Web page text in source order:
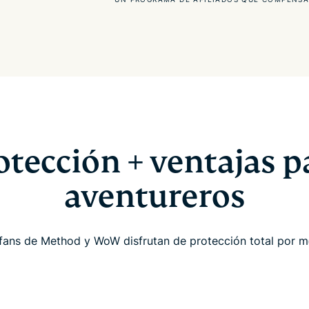
+ ventajas
aventureros
de Method y WoW disfrutan de protección total por